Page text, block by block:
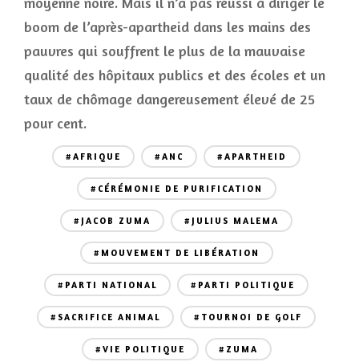
boom de l’après-apartheid dans les mains des
pauvres qui souffrent le plus de la mauvaise
qualité des hôpitaux publics et des écoles et un
taux de chômage dangereusement élevé de 25
pour cent.
#AFRIQUE #ANC #APARTHEID
#CÉRÉMONIE DE PURIFICATION
#JACOB ZUMA #JULIUS MALEMA
#MOUVEMENT DE LIBÉRATION
#PARTI NATIONAL #PARTI POLITIQUE
#SACRIFICE ANIMAL #TOURNOI DE GOLF
#VIE POLITIQUE #ZUMA